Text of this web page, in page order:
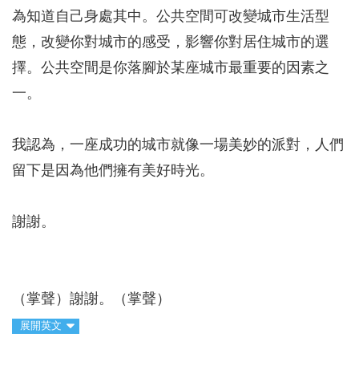
為知道自己身處其中。公共空間可改變城市生活型
態，改變你對城市的感受，影響你對居住城市的選
擇。公共空間是你落腳於某座城市最重要的因素之
一。
我認為，一座成功的城市就像一場美妙的派對，人們
留下是因為他們擁有美好時光。
謝謝。
（掌聲）謝謝。（掌聲）
展開英文